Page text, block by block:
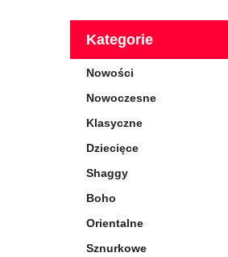
Kategorie
Nowości
Nowoczesne
Klasyczne
Dziecięce
Shaggy
Boho
Orientalne
Sznurkowe